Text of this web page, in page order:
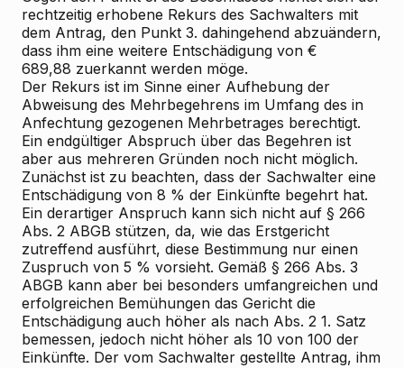
rechtzeitig erhobene Rekurs des Sachwalters mit
dem Antrag, den Punkt 3. dahingehend abzuändern,
dass ihm eine weitere Entschädigung von €
689,88 zuerkannt werden möge.
Der Rekurs ist im Sinne einer Aufhebung der
Abweisung des Mehrbegehrens im Umfang des in
Anfechtung gezogenen Mehrbetrages berechtigt.
Ein endgültiger Abspruch über das Begehren ist
aber aus mehreren Gründen noch nicht möglich.
Zunächst ist zu beachten, dass der Sachwalter eine
Entschädigung von 8 % der Einkünfte begehrt hat.
Ein derartiger Anspruch kann sich nicht auf § 266
Abs. 2 ABGB stützen, da, wie das Erstgericht
zutreffend ausführt, diese Bestimmung nur einen
Zuspruch von 5 % vorsieht. Gemäß § 266 Abs. 3
ABGB kann aber bei besonders umfangreichen und
erfolgreichen Bemühungen das Gericht die
Entschädigung auch höher als nach Abs. 2 1. Satz
bemessen, jedoch nicht höher als 10 von 100 der
Einkünfte. Der vom Sachwalter gestellte Antrag, ihm